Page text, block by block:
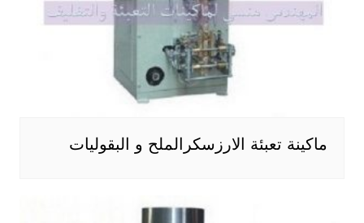
ماكينة تعبئة الارزسكرالملح و البقوليات